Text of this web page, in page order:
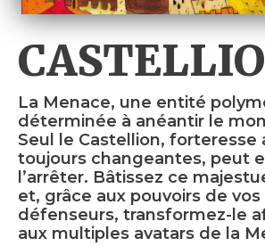
La Menace, une entité
déterminée à anéantir le
Seul le Castellion, forteresse
toujours changeantes, peut
l’arrêter. Bâtissez ce
et, grâce aux pouvoirs de
défenseurs, transformez-le
aux multiples avatars de la